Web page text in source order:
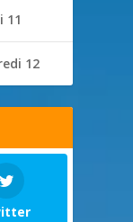
11
12